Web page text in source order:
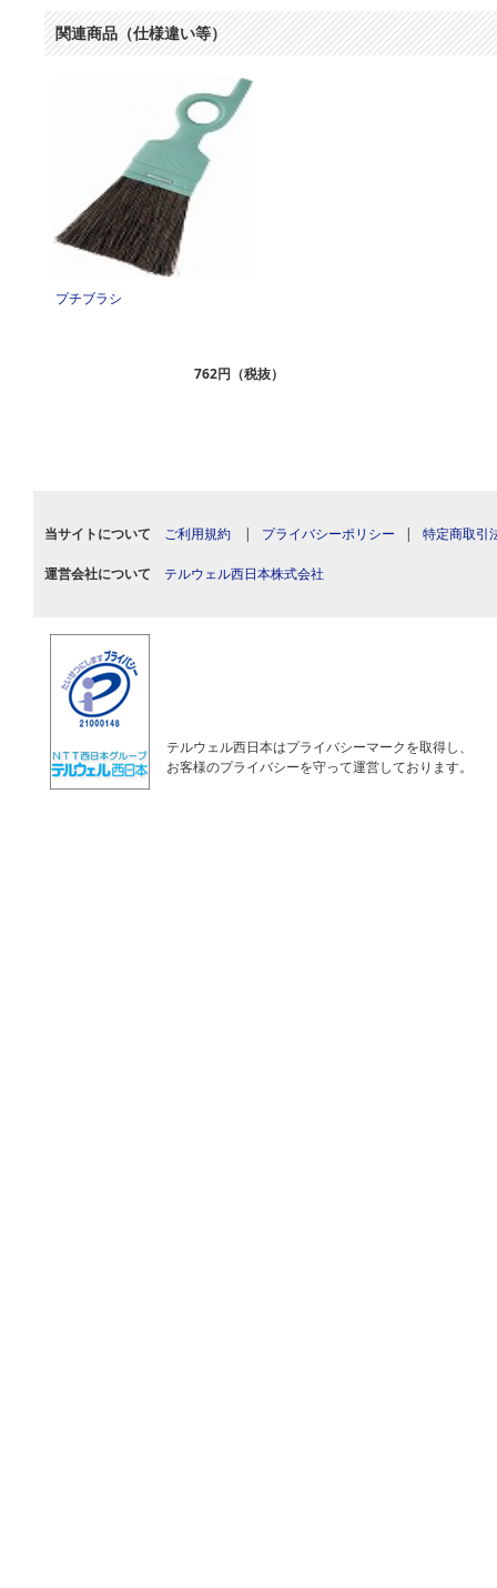
関連商品（仕様違い等）
プチブラシ
762円（税抜）
当サイトについて ご利用規約 | プライバシーポリシー | 特定商取引
運営会社について テルウェル西日本株式会社
テルウェル西日本はプライバシーマークを取得し、
お客様のプライバシーを守って運営しております。